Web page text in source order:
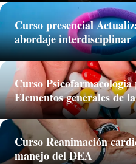
Curso presencial
abordaje interdisciplinar
Curso Psicofarmacologia
Elementos generales de
Curso Reanimación
manejo del DEA